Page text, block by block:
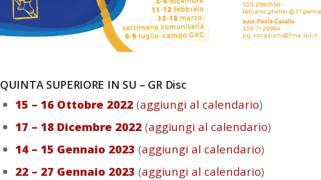
QUINTA SUPERIORE IN SU – GR Disc
15 – 16 Ottobre 2022 (aggiungi al calendario)
17 – 18 Dicembre 2022 (aggiungi al calendario)
14 – 15 Gennaio 2023 (aggiungi al calendario)
22 – 27 Gennaio 2023 (aggiungi al calendario)